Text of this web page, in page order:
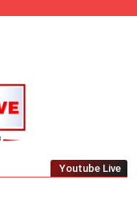
Leading Local
Youtube Live